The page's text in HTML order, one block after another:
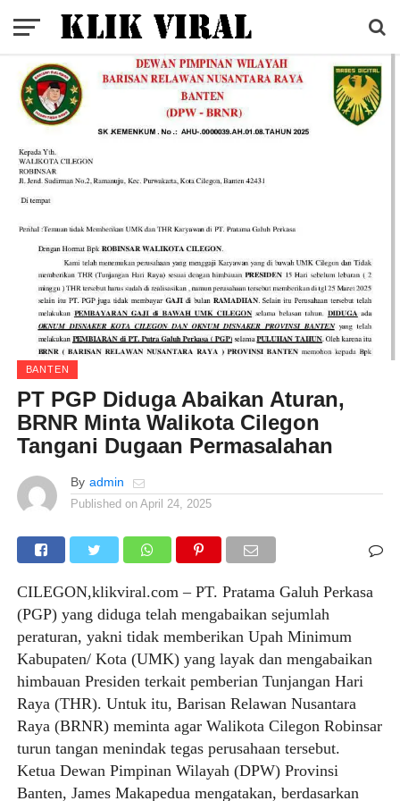
BANTEN
PT PGP Diduga Abaikan Aturan,
BRNR Minta Walikota Cilegon
Tangani Dugaan Permasalahan
By admin
Published on April 24, 2025
CILEGON,klikviral.com – PT. Pratama Galuh Perkasa
(PGP) yang diduga telah mengabaikan sejumlah
peraturan, yakni tidak memberikan Upah Minimum
Kabupaten/ Kota (UMK) yang layak dan mengabaikan
himbauan Presiden terkait pemberian Tunjangan Hari
Raya (THR). Untuk itu, Barisan Relawan Nusantara
Raya (BRNR) meminta agar Walikota Cilegon Robinsar
turun tangan menindak tegas perusahaan tersebut.
Ketua Dewan Pimpinan Wilayah (DPW) Provinsi
Banten, James Makapedua mengatakan, berdasarkan